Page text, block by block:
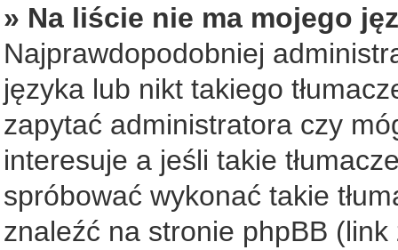
» Na liście nie ma mojego
Najprawdopodobniej
języka lub nikt takiego
zapytać administratora czy
interesuje a jeśli takie
spróbować wykonać takie
znaleźć na stronie phpBB